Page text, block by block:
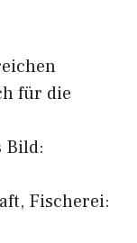
für die
Bild:
Fischerei: